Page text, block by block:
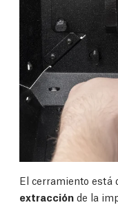
El cerramiento está
extracción de la